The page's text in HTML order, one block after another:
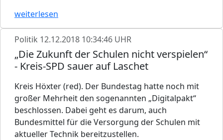
weiterlesen
Politik 12.12.2018 10:34:46 UHR
„Die Zukunft der Schulen nicht verspielen“
- Kreis-SPD sauer auf Laschet
Kreis Höxter (red). Der Bundestag hatte noch mit
großer Mehrheit den sogenannten „Digitalpakt“
beschlossen. Dabei geht es darum, auch
Bundesmittel für die Versorgung der Schulen mit
aktueller Technik bereitzustellen.